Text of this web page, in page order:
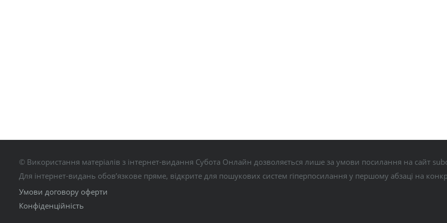
© Використання матеріалів з інтернет-видання Субота Онлайн дозволяється лише за умови посилання на сайт
Для інтернет-видань обов’язкове пряме, відкрите для пошукових систем гіперпосилання у першому абзаці на
Умови договору оферти
Конфіденційність